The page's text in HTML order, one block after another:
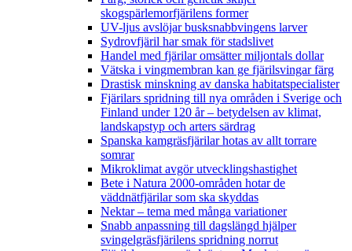
skogspärlemorfjärilens former
UV-ljus avslöjar busksnabbvingens larver
Sydrovfjäril har smak för stadslivet
Handel med fjärilar omsätter miljontals dollar
Vätska i vingmembran kan ge fjärilsvingar färg
Drastisk minskning av danska habitatspecialister
Fjärilars spridning till nya områden i Sverige och
Finland under 120 år– betydelsen av klimat,
landskapstyp och arters särdrag
Spanska kamgräsfjärilar hotas av allt torrare
somrar
Mikroklimat avgör utvecklingshastighet
Bete i Natura 2000-områden hotar de
väddnätfjärilar som ska skyddas
Nektar – tema med många variationer
Snabb anpassning till dagslängd hjälper
svingelgräsfjärilens spridning norrut